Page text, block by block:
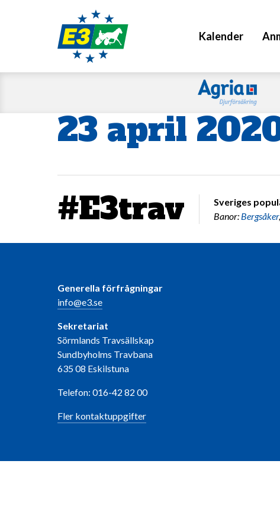
Kalender
23 april
#E3trav
Sveriges
Banor: Bergsåker,
Generella förfrågningar
info@e3.se
Sekretariat
Sörmlands Travsällskap
Sundbyholms Travbana
635 08 Eskilstuna
Telefon: 016-42 82 00
Fler kontaktuppgifter